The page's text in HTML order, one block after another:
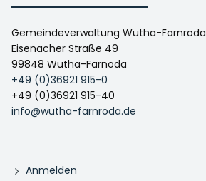
Gemeindeverwaltung Wutha-Farnroda
Eisenacher Straße 49
99848 Wutha-Farnoda
+49 (0)36921 915-0
+49 (0)36921 915-40
info@wutha-farnroda.de
Anmelden